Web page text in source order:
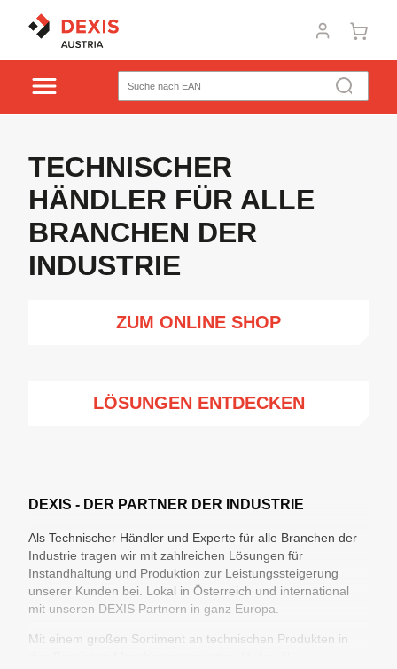
TECHNISCHER
HÄNDLER FÜR ALLE
BRANCHEN DER
INDUSTRIE
ZUM ONLINE SHOP
LÖSUNGEN ENTDECKEN
DEXIS - DER PARTNER DER INDUSTRIE
Als Technischer Händler und Experte für alle Branchen der
Industrie tragen wir mit zahlreichen Lösungen für
Instandhaltung und Produktion zur Leistungssteigerung
unserer Kunden bei. Lokal in Österreich und international
mit unseren DEXIS Partnern in ganz Europa.
Mit einem großen Sortiment an technischen Produkten in